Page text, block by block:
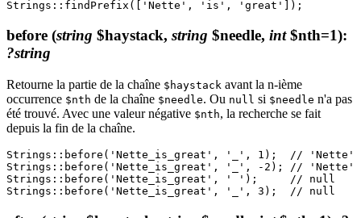
before (string $haystack, string $needle, int$nth=1):
?string
Retourne la partie de la chaîne $haystack avant la n-ième
occurrence $nth de la chaîne $needle. Ou null si $needle n'a pas
été trouvé. Avec une valeur négative $nth, la recherche se fait
depuis la fin de la chaîne.
Strings::before('Nette_is_great', '_', 1);  // 'Nette'
Strings::before('Nette_is_great', '_', -2); // 'Nette'
Strings::before('Nette_is_great', ' ');     // null